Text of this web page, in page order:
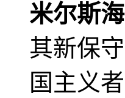
米尔斯
其新保
国主义